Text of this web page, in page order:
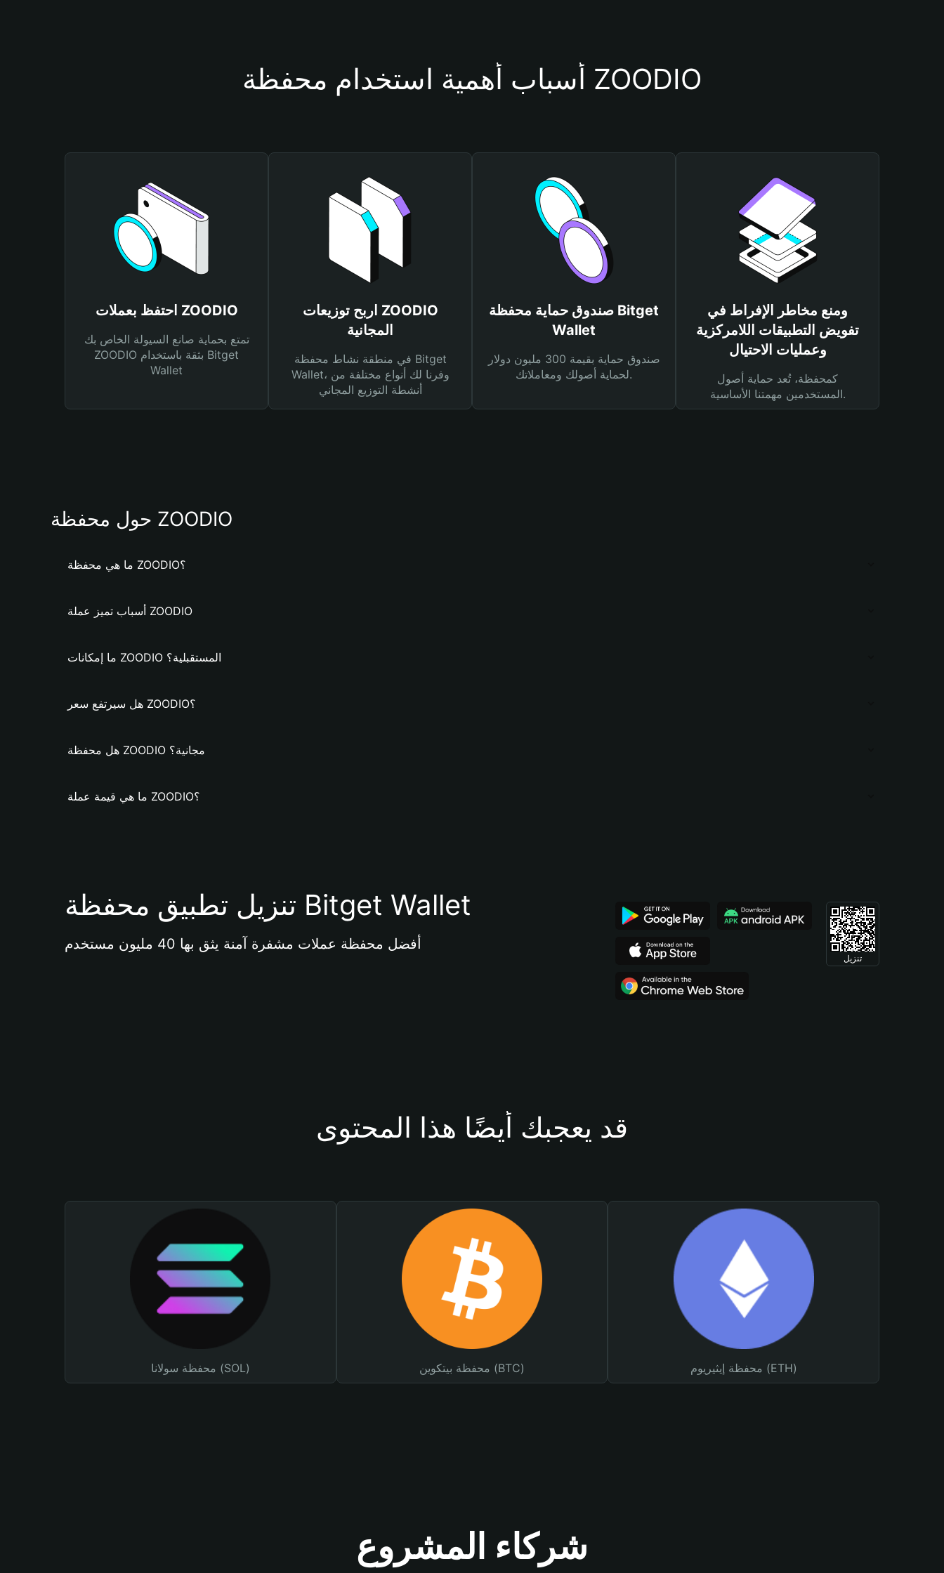
أسباب أهمية استخدام محفظة ZOODIO
احتفظ بعملات ZOODIO
تمتع بحماية صانع السيولة الخاص بك
ZOODIO بثقة باستخدام Bitget
Wallet
اربح توزيعات ZOODIO
المجانية
في منطقة نشاط محفظة Bitget
Wallet، وفرنا لك أنواع مختلفة من
أنشطة التوزيع المجاني
صندوق حماية محفظة Bitget
Wallet
صندوق حماية بقيمة 300 مليون دولار
لحماية أصولك ومعاملاتك.
ومنع مخاطر الإفراط في
تفويض التطبيقات اللامركزية
وعمليات الاحتيال
كمحفظة، تُعد حماية أصول
المستخدمين مهمتنا الأساسية.
حول محفظة ZOODIO
ما هي محفظة ZOODIO؟
أسباب تميز عملة ZOODIO
ما إمكانات ZOODIO المستقبلية؟
هل سيرتفع سعر ZOODIO؟
هل محفظة ZOODIO مجانية؟
ما هي قيمة عملة ZOODIO؟
تنزيل تطبيق محفظة Bitget Wallet
أفضل محفظة عملات مشفرة آمنة يثق بها 40 مليون مستخدم
تنزيل
قد يعجبك أيضًا هذا المحتوى
محفظة سولانا (SOL) محفظة بيتكوين (BTC) محفظة إيثيريوم (ETH)
شركاء المشروع